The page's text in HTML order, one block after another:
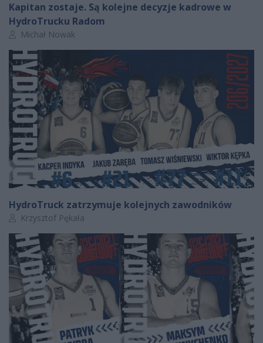
Kapitan zostaje. Są kolejne decyzje kadrowe w
HydroTrucku Radom
Autor artykułu:
Michał Nowak
HydroTruck zatrzymuje kolejnych zawodników
Autor artykułu:
Krzysztof Pękała